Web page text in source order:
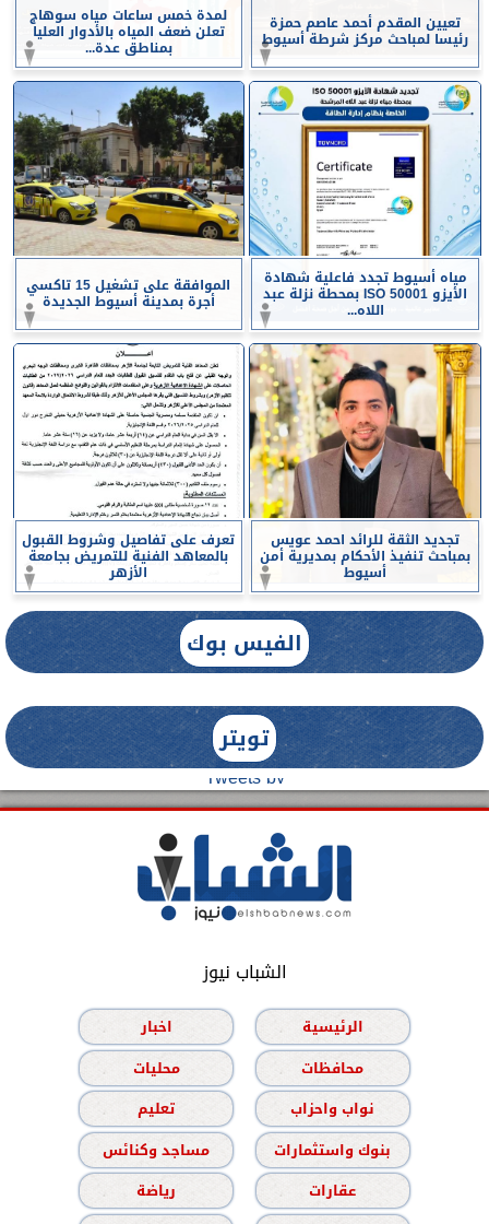
تعيين المقدم أحمد عاصم حمزة
رئيسا لمباحث مركز شرطة أسيوط
لمدة خمس ساعات مياه سوهاج
تعلن ضعف المياه بالأدوار العليا
بمناطق عدة...
مياه أسيوط تجدد فاعلية شهادة
الأيزو ISO 50001 بمحطة نزلة عبد
اللاه...
الموافقة على تشغيل 15 تاكسي
أجرة بمدينة أسيوط الجديدة
تجديد الثقة للرائد احمد عويس
بمباحث تنفيذ الأحكام بمديرية أمن
أسيوط
تعرف على تفاصيل وشروط القبول
بالمعاهد الفنية للتمريض بجامعة
الأزهر
الفيس بوك
تويتر
Tweets by
الشباب نيوز
الرئيسية
اخبار
محافظات
محليات
نواب واحزاب
تعليم
بنوك واستثمارات
مساجد وكنائس
عقارات
رياضة